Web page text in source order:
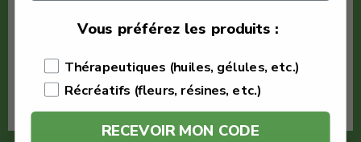
En savoir plus
Vous préférez les produits :
Thérapeutiques (huiles, gélules, etc.)
Récréatifs (fleurs, résines, etc.)
RECEVOIR MON CODE